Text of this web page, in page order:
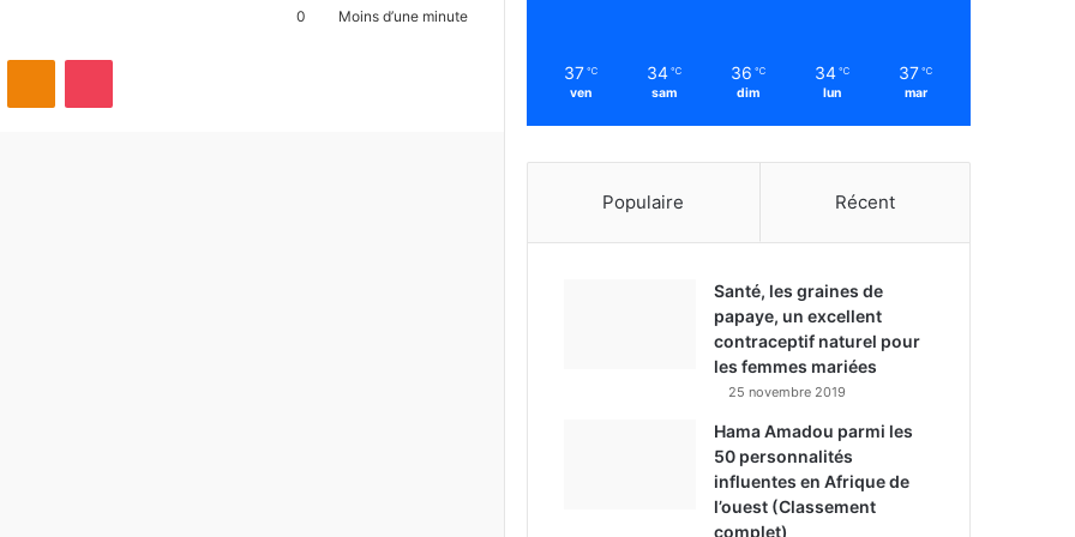
0 Moins d’une minute
37 ℃
ven
34 ℃
sam
36 ℃
dim
34 ℃
lun
37 ℃
mar
Populaire Récent
Santé, les graines de
papaye, un excellent
contraceptif naturel pour
les femmes mariées
25 novembre 2019
Hama Amadou parmi les
50 personnalités
influentes en Afrique de
l’ouest (Classement
complet)